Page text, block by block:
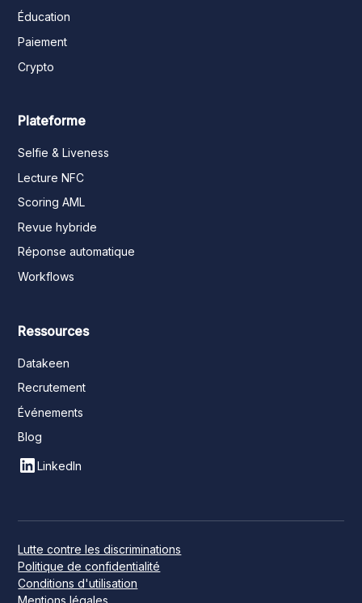
Éducation
Paiement
Crypto
Plateforme
Selfie & Liveness
Lecture NFC
Scoring AML
Revue hybride
Réponse automatique
Workflows
Ressources
Datakeen
Recrutement
Événements
Blog
LinkedIn
Lutte contre les discriminations
Politique de confidentialité
Conditions d'utilisation